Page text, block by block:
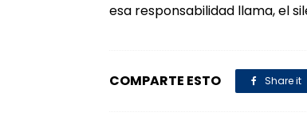
esa responsabilidad llama, el
COMPARTE ESTO Share it